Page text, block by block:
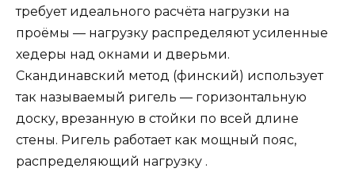
требует идеального расчёта нагрузки на
проёмы — нагрузку распределяют усиленные
хедеры над окнами и дверьми.
Скандинавский метод (финский) использует
так называемый ригель — горизонтальную
доску, врезанную в стойки по всей длине
стены. Ригель работает как мощный пояс,
распределяющий нагрузку .